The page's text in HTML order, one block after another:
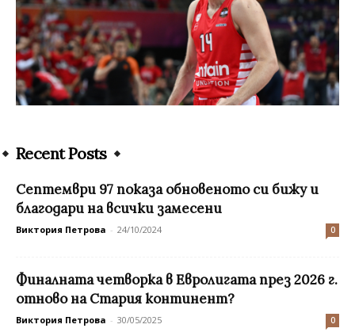
Recent Posts
Септември 97 показа обновеното си бижу и
благодари на всички замесени
Виктория Петрова - 24/10/2024 0
Финалната четворка в Евролигата през 2026 г.
отново на Стария континент?
Виктория Петрова - 30/05/2025 0